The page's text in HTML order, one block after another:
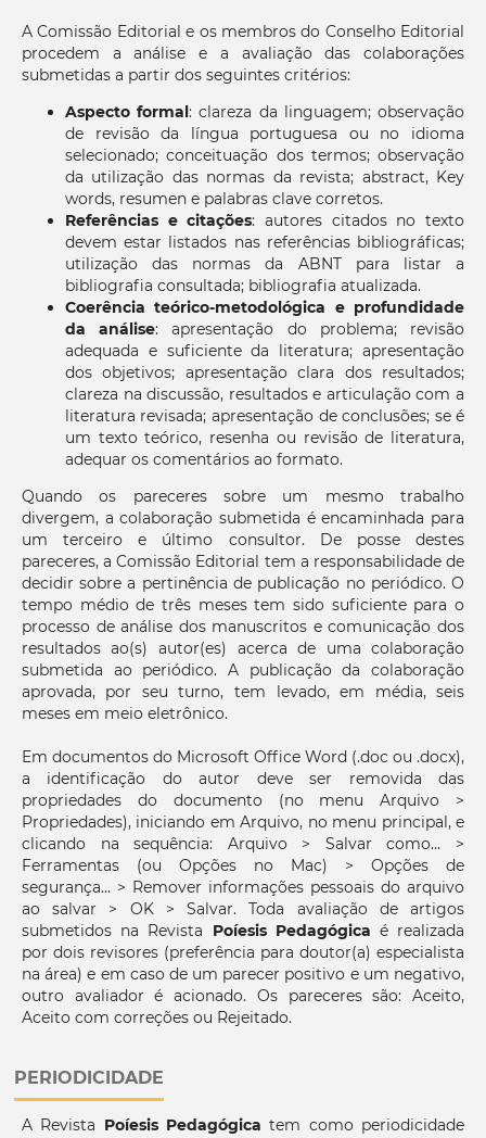
A Comissão Editorial e os membros do Conselho Editorial
procedem a análise e a avaliação das colaborações
submetidas a partir dos seguintes critérios:
Aspecto formal: clareza da linguagem; observação
de revisão da língua portuguesa ou no idioma
selecionado; conceituação dos termos; observação
da utilização das normas da revista; abstract, Key
words, resumen e palabras clave corretos.
Referências e citações: autores citados no texto
devem estar listados nas referências bibliográficas;
utilização das normas da ABNT para listar a
bibliografia consultada; bibliografia atualizada.
Coerência teórico-metodológica e profundidade
da análise: apresentação do problema; revisão
adequada e suficiente da literatura; apresentação
dos objetivos; apresentação clara dos resultados;
clareza na discussão, resultados e articulação com a
literatura revisada; apresentação de conclusões; se é
um texto teórico, resenha ou revisão de literatura,
adequar os comentários ao formato.
Quando os pareceres sobre um mesmo trabalho
divergem, a colaboração submetida é encaminhada para
um terceiro e último consultor. De posse destes
pareceres, a Comissão Editorial tem a responsabilidade de
decidir sobre a pertinência de publicação no periódico. O
tempo médio de três meses tem sido suficiente para o
processo de análise dos manuscritos e comunicação dos
resultados ao(s) autor(es) acerca de uma colaboração
submetida ao periódico. A publicação da colaboração
aprovada, por seu turno, tem levado, em média, seis
meses em meio eletrônico.
Em documentos do Microsoft Office Word (.doc ou .docx),
a identificação do autor deve ser removida das
propriedades do documento (no menu Arquivo >
Propriedades), iniciando em Arquivo, no menu principal, e
clicando na sequência: Arquivo > Salvar como... >
Ferramentas (ou Opções no Mac) > Opções de
segurança... > Remover informações pessoais do arquivo
ao salvar > OK > Salvar. Toda avaliação de artigos
submetidos na Revista Poíesis Pedagógica é realizada
por dois revisores (preferência para doutor(a) especialista
na área) e em caso de um parecer positivo e um negativo,
outro avaliador é acionado. Os pareceres são: Aceito,
Aceito com correções ou Rejeitado.
PERIODICIDADE
A Revista Poíesis Pedagógica tem como periodicidade